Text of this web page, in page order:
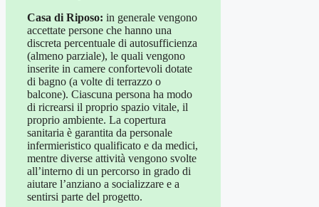
Casa di Riposo: in generale vengono
accettate persone che hanno una
discreta percentuale di autosufficienza
(almeno parziale), le quali vengono
inserite in camere confortevoli dotate
di bagno (a volte di terrazzo o
balcone). Ciascuna persona ha modo
di ricrearsi il proprio spazio vitale, il
proprio ambiente. La copertura
sanitaria è garantita da personale
infermieristico qualificato e da medici,
mentre diverse attività vengono svolte
all’interno di un percorso in grado di
aiutare l’anziano a socializzare e a
sentirsi parte del progetto.